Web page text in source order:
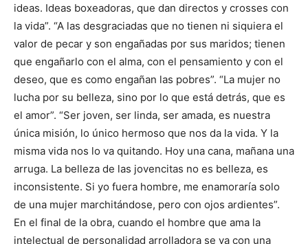
ideas. Ideas boxeadoras, que dan directos y crosses con
la vida”. “A las desgraciadas que no tienen ni siquiera el
valor de pecar y son engañadas por sus maridos; tienen
que engañarlo con el alma, con el pensamiento y con el
deseo, que es como engañan las pobres”. “La mujer no
lucha por su belleza, sino por lo que está detrás, que es
el amor”. “Ser joven, ser linda, ser amada, es nuestra
única misión, lo único hermoso que nos da la vida. Y la
misma vida nos lo va quitando. Hoy una cana, mañana una
arruga. La belleza de las jovencitas no es belleza, es
inconsistente. Si yo fuera hombre, me enamoraría solo
de una mujer marchitándose, pero con ojos ardientes”.
En el final de la obra, cuando el hombre que ama la
intelectual de personalidad arrolladora se va con una